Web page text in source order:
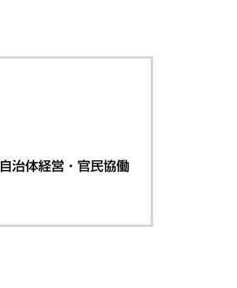
自治体経営・官民協働